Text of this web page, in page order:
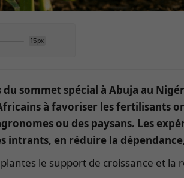
15px
du sommet spécial à Abuja au
à favoriser les fertilisants
ou des paysans. Les
intrants, en réduire la
le support de croissance et la